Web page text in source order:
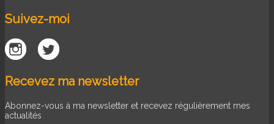
Suivez-moi
Recevez ma newsletter
Abonnez-vous à ma newsletter et recevez régulièrement mes
actualités